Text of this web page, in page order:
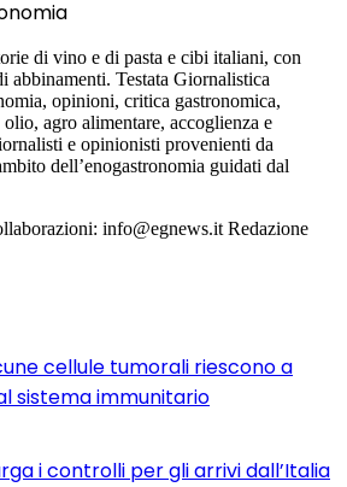
di vino e di pasta e cibi italiani, con
abbinamenti. Testata Giornalistica
opinioni, critica gastronomica,
agro alimentare, accoglienza e
e opinionisti provenienti da
dell’enogastronomia guidati dal
info@egnews.it Redazione
cellule tumorali riescono a
sistema immunitario
i controlli per gli arrivi dall’Italia